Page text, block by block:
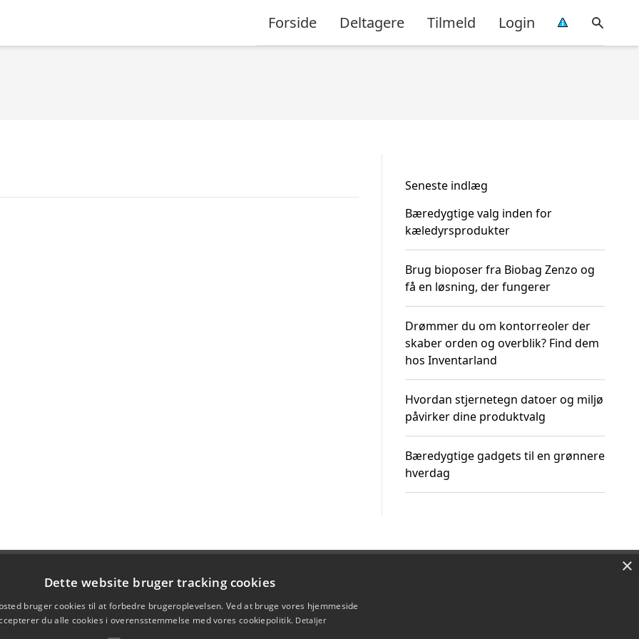
Forside Deltagere Tilmeld Login
Seneste indlæg
Bæredygtige valg inden for
kæledyrsprodukter
Brug bioposer fra Biobag Zenzo og
få en løsning, der fungerer
Drømmer du om kontorreoler der
skaber orden og overblik? Find dem
hos Inventarland
Hvordan stjernetegn datoer og miljø
påvirker dine produktvalg
Bæredygtige gadgets til en grønnere
hverdag
×
Dette website bruger tracking cookies
bruger cookies til at forbedre brugeroplevelsen. Ved at bruge vores hjemmeside
du alle cookies i overensstemmelse med vores cookiepolitik. Detaljer